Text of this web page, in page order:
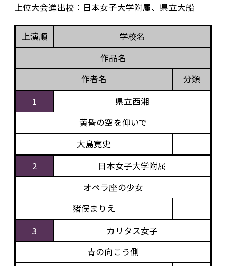
上位大会進出校：日本女子大学附属、県立大船
上演順
学校名
作品名
作者名
分類
1
県立西湘
黄昏の空を仰いで
大島寛史
2
日本女子大学附属
オペラ座の少女
猪俣まりえ
3
カリタス女子
青の向こう側